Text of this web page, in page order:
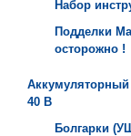
Набор
Подделки
осторожно !
Аккумуляторный
40 B
Болгарки